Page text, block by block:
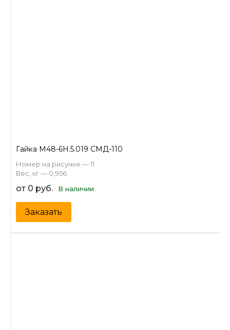
Гайка М48-6Н.5.019 СМД-110
Номер на рисунке — 11
Вес, кг — 0,956
от 0 руб. В наличии
Заказать